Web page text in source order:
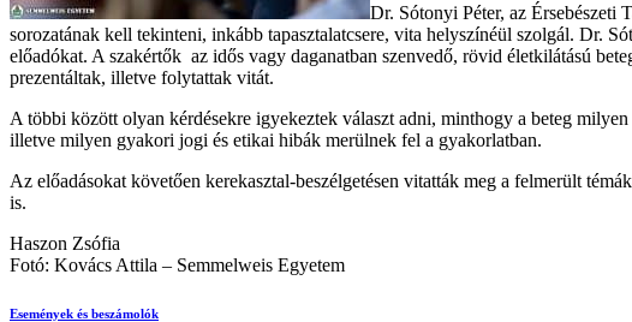
Dr. Sótonyi Péter, az Érsebészeti
sorozatának kell tekinteni, inkább tapasztalatcsere, vita helyszínéül szolgál. Dr.
előadókat. A szakértők az idős vagy daganatban szenvedő, rövid életkilátású
prezentáltak, illetve folytattak vitát.
A többi között olyan kérdésekre igyekeztek választ adni, minthogy a beteg
illetve milyen gyakori jogi és etikai hibák merülnek fel a gyakorlatban.
Az előadásokat követően kerekasztal-beszélgetésen vitatták meg a felmerült
is.
Haszon Zsófia
Fotó: Kovács Attila – Semmelweis Egyetem
Események és beszámolók